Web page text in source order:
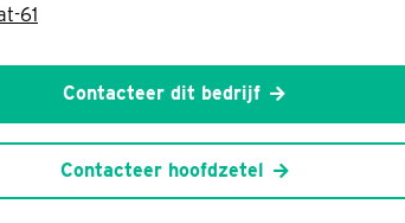
61
Contacteer dit bedrijf
Contacteer hoofdzetel